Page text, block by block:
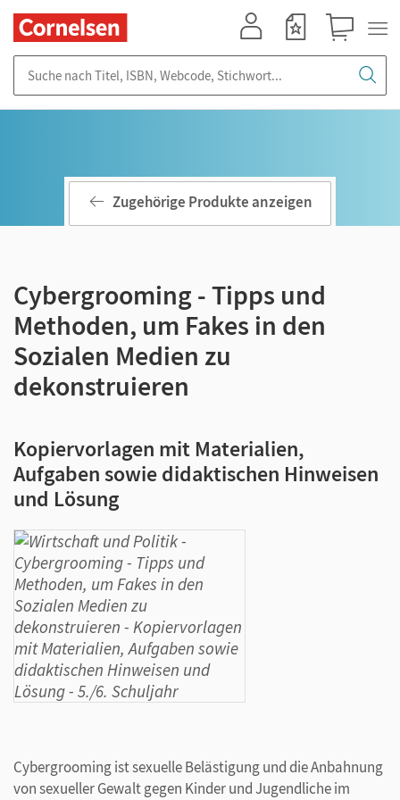
Zugehörige Produkte anzeigen
Cybergrooming - Tipps und
Methoden, um Fakes in den
Sozialen Medien zu
dekonstruieren
Kopiervorlagen mit Materialien,
Aufgaben sowie didaktischen Hinweisen
und Lösung
Cybergrooming ist sexuelle Belästigung und die Anbahnung
von sexueller Gewalt gegen Kinder und Jugendliche im